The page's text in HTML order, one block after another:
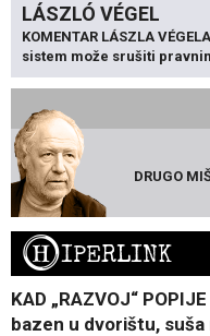
LÁSZLÓ VÉGEL
KOMENTAR LÁSZLA
sistem može srušiti
DRUGO
HIPERLINK
KAD „RAZVOJ“
bazen u dvorištu, suša